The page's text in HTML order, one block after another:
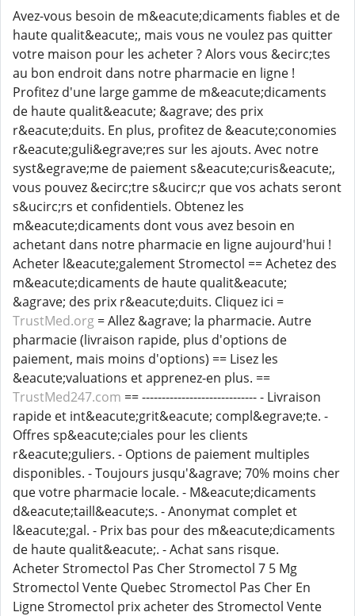
Avez-vous besoin de m&eacute;dicaments fiables et de
haute qualit&eacute;, mais vous ne voulez pas quitter
votre maison pour les acheter ? Alors vous &ecirc;tes
au bon endroit dans notre pharmacie en ligne !
Profitez d'une large gamme de m&eacute;dicaments
de haute qualit&eacute; &agrave; des prix
r&eacute;duits. En plus, profitez de &eacute;conomies
r&eacute;guli&egrave;res sur les ajouts. Avec notre
syst&egrave;me de paiement s&eacute;curis&eacute;,
vous pouvez &ecirc;tre s&ucirc;r que vos achats seront
s&ucirc;rs et confidentiels. Obtenez les
m&eacute;dicaments dont vous avez besoin en
achetant dans notre pharmacie en ligne aujourd'hui !
Acheter l&eacute;galement Stromectol == Achetez des
m&eacute;dicaments de haute qualit&eacute;
&agrave; des prix r&eacute;duits. Cliquez ici =
TrustMed.org = Allez &agrave; la pharmacie. Autre
pharmacie (livraison rapide, plus d'options de
paiement, mais moins d'options) == Lisez les
&eacute;valuations et apprenez-en plus. ==
TrustMed247.com == ----------------------------- - Livraison
rapide et int&eacute;grit&eacute; compl&egrave;te. -
Offres sp&eacute;ciales pour les clients
r&eacute;guliers. - Options de paiement multiples
disponibles. - Toujours jusqu'&agrave; 70% moins cher
que votre pharmacie locale. - M&eacute;dicaments
d&eacute;taill&eacute;s. - Anonymat complet et
l&eacute;gal. - Prix bas pour des m&eacute;dicaments
de haute qualit&eacute;. - Achat sans risque.
Acheter Stromectol Pas Cher Stromectol 7 5 Mg
Stromectol Vente Quebec Stromectol Pas Cher En
Ligne Stromectol prix acheter des Stromectol Vente